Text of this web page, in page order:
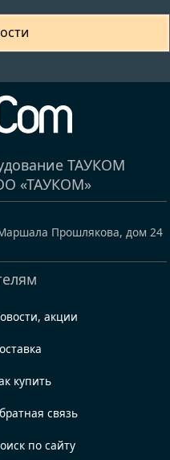
ТАУКОМ
«ТАУКОМ»
Прошлякова, дом 24
акции
купить
связь
по сайту